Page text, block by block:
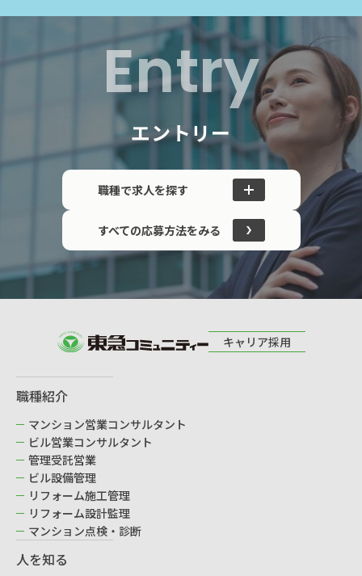
Entry
エントリー
職種で求人を探す
すべての応募方法をみる
キャリア採用
職種紹介
マンション営業コンサルタント
ビル営業コンサルタント
管理受託営業
ビル設備管理
リフォーム施工管理
リフォーム設計監理
マンション点検・診断
人を知る